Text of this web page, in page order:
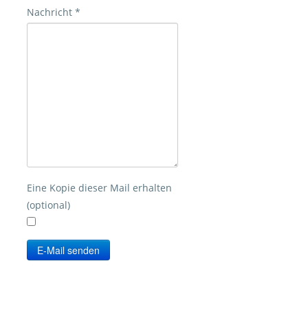
Nachricht *
Eine Kopie dieser Mail erhalten
(optional)
E-Mail senden